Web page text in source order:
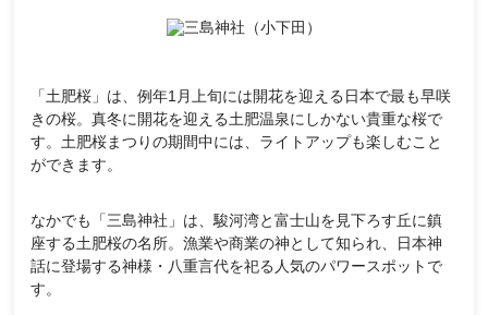
「土肥桜」は、例年1月上旬には開花を迎える日本で最も早咲
きの桜。真冬に開花を迎える土肥温泉にしかない貴重な桜で
す。土肥桜まつりの期間中には、ライトアップも楽しむこと
ができます。
なかでも「三島神社」は、駿河湾と富士山を見下ろす丘に鎮
座する土肥桜の名所。漁業や商業の神として知られ、日本神
話に登場する神様・八重言代を祀る人気のパワースポットで
す。